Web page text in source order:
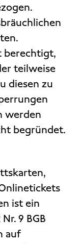
berechtigt,
teilweise
diesen zu
werden
begründet.
ist ein
9 BGB
auf